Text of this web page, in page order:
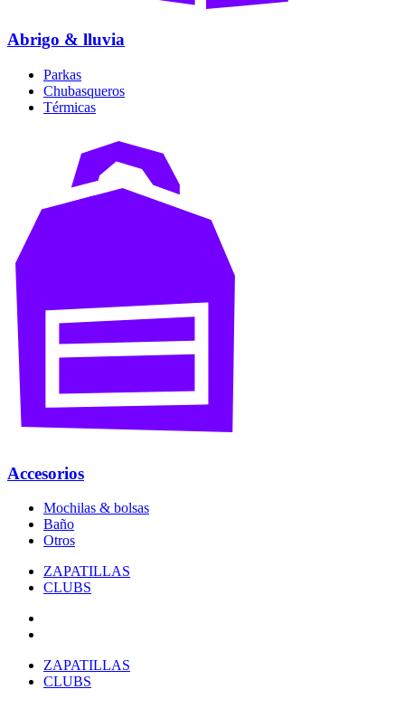
Abrigo & lluvia
Parkas
Chubasqueros
Térmicas
Accesorios
Mochilas & bolsas
Baño
Otros
ZAPATILLAS
CLUBS
ZAPATILLAS
CLUBS